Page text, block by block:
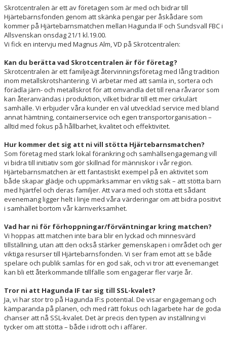
DOKUMENT
KONTAKT
Skrotcentralen är ett av företagen som är med och bidrar till
Hjärtebarnsfonden genom att skänka pengar per åskådare som
kommer på Hjärtebarnsmatchen mellan Hagunda IF och Sundsvall FBC i
Allsvenskan onsdag 21/1 kl.19.00.
Vi fick en intervju med Magnus Alm, VD på Skrotcentralen:
Kan du berätta vad Skrotcentralen är för företag?
Skrotcentralen är ett familjeägt återvinningsföretag med lång tradition
inom metallskrotshantering. Vi arbetar med att samla in, sortera och
förädla järn- och metallskrot för att omvandla det till rena råvaror som
kan återanvändas i produktion, vilket bidrar till ett mer cirkulärt
samhälle. Vi erbjuder våra kunder en väl utvecklad service med bland
annat hämtning, containerservice och egen transportorganisation –
alltid med fokus på hållbarhet, kvalitet och effektivitet.
Hur kommer det sig att ni vill stötta Hjärtebarnsmatchen?
Som företag med stark lokal förankring och samhällsengagemang vill
vi bidra till initiativ som gör skillnad för människor i vår region.
Hjärtebarnsmatchen är ett fantastiskt exempel på en aktivitet som
både skapar glädje och uppmärksammar en viktig sak – att stötta barn
med hjärtfel och deras familjer. Att vara med och stötta ett sådant
evenemang ligger helt i linje med våra värderingar om att bidra positivt
i samhället bortom vår kärnverksamhet.
Vad har ni för förhoppningar/förväntningar kring matchen?
Vi hoppas att matchen inte bara blir en lyckad och minnesvärd
tillställning, utan att den också stärker gemenskapen i området och ger
viktiga resurser till Hjärtebarnsfonden. Vi ser fram emot att se både
spelare och publik samlas för en god sak, och vi tror att evenemanget
kan bli ett återkommande tillfälle som engagerar fler varje år.
Tror ni att Hagunda IF tar sig till SSL-kvalet?
Ja, vi har stor tro på Hagunda IF:s potential. De visar engagemang och
kämparanda på planen, och med rätt fokus och lagarbete har de goda
chanser att nå SSL-kvalet. Det är precis den typen av inställning vi
tycker om att stötta – både i idrott och i affärer.